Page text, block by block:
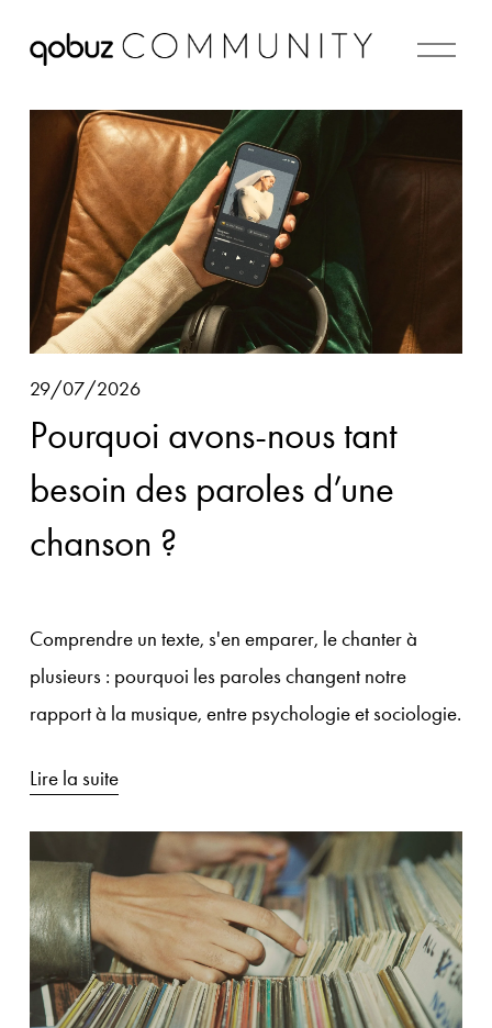
M
29/07/2026
Pourquoi avons-nous tant
besoin des paroles d’une
chanson ?
Comprendre un texte, s'en emparer, le chanter à
plusieurs : pourquoi les paroles changent notre
rapport à la musique, entre psychologie et sociologie.
Lire la suite